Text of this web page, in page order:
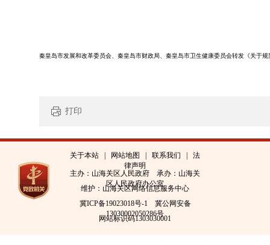
秦皇岛市发展和改革委员会、秦皇岛市财政局、秦皇岛市卫生健康委员会转发《关于
打印
关于本站 网站地图 联系我们
法
律声明
主办：山海关区人民政府 承办：山海关
区人民政府办公室
维护：山海关区网络信息服务中心
冀ICP备19023018号-1冀公网安备
13030002050286号
网站标识码1303030001